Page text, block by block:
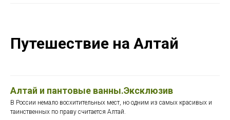
Путешествие на Алтай
Алтай и пантовые ванны.Эксклюзив
В России немало восхитительных мест, но одним из самых красивых и
таинственных по праву считается Алтай.